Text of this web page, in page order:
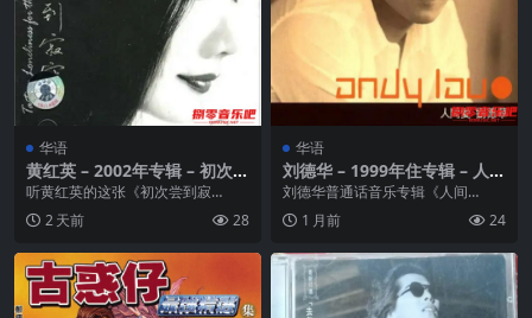
华语
黄红英 – 2002年专辑 – 初次尝
到寂寞 DSD DSF
听黄红英的这张《初次尝到寂
寞》，第一种感觉就是“太像了，简
直太像了！”黄红英的声...
2 天前 28
华语
刘德华 – 1999年住专辑 – 人间
爱 Flac
刘德华普通话音乐专辑《人间
爱》，1999年5月5日发行。收录歌
曲有木鱼与金鱼，会...
1 月前 24